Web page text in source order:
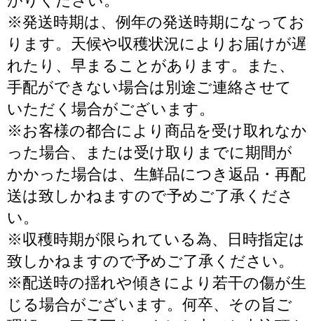
※発送時期は、例年の発送時期になってお
ります。天候や収穫状況によりお届けが遅
れたり、早まることがあります。また、
手配ができない場合は別途ご連絡させて
いただく場合がございます。
※お客様の都合により商品を受け取れなか
った場合、または受け取りまでに期間が
かかった場合は、生鮮品につき返品・再配
送は致しかねますので予めご了承くださ
い。
※収穫時期が限られている為、日時指定は
致しかねますので予めご了承ください。
※配送時の揺れや傾きにより若干の傷が生
じる場合がございます。何卒、その旨ご